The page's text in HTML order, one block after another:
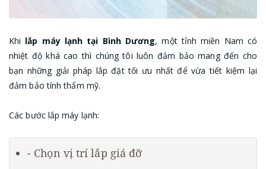
Khi lắp máy lạnh tại Bình Dương, một tỉnh miền Nam có
nhiệt độ khá cao thì chúng tôi luôn đảm bảo mang đến cho
bạn những giải pháp lắp đặt tối ưu nhất để vừa tiết kiệm lại
đảm bảo tính thẩm mỹ.
Các bước lắp máy lạnh:
- Chọn vị trí lắp giá đỡ